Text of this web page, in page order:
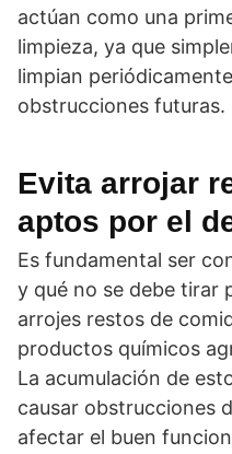
actúan como una
limpieza, ya que
limpian
obstrucciones futuras.
Evita arrojar
aptos por el
Es fundamental ser
y qué no se debe tirar
arrojes restos de
productos químicos
La acumulación de
causar obstrucciones
afectar el buen